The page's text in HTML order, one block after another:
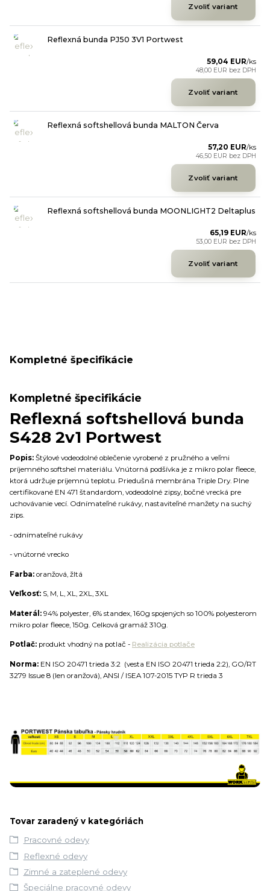
Zvoliť variant
Reflexná bunda PJ50 3V1 Portwest
59,04 EUR/ks
48,00 EUR bez DPH
Zvoliť variant
Reflexná softshellová bunda MALTON Červa
57,20 EUR/ks
46,50 EUR bez DPH
Zvoliť variant
Reflexná softshellová bunda MOONLIGHT2 Deltaplus
65,19 EUR/ks
53,00 EUR bez DPH
Zvoliť variant
Kompletné špecifikácie
Kompletné špecifikácie
Reflexná softshellová bunda
S428 2v1 Portwest
Popis: Štýlové vodeodolné oblečenie vyrobené z pružného a veľmi
príjemného softshel materiálu. Vnútorná podšívka je z mikro polar fleece,
ktorá udržuje príjemnú teplotu. Priedušná membrána Triple Dry. Plne
certifikované EN 471 štandardom, vodeodolné zipsy, bočné vrecká pre
uchovávanie vecí. Odnímateľné rukávy, nastaviteľné manžety na suchý
zips.
- odnímateľné rukávy
- vnútorné vrecko
Farba: oranžová, žltá
Veľkosť: S, M, L, XL, 2XL, 3XL
Materál: 94% polyester, 6% standex, 160g spojených so 100% polyesterom
mikro polar fleece, 150g. Celková gramáž 310g.
Potlač: produkt vhodný na potlač - Realizácia potlače
Norma: EN ISO 20471 trieda 3:2 (vesta EN ISO 20471 trieda 2:2), GO/RT
3279 Issue 8 (len oranžová), ANSI / ISEA 107-2015 TYP R trieda 3
Tovar zaradený v kategóriách
Pracovné odevy
Reflexné odevy
Zimné a zateplené odevy
Špeciálne pracovné odevy